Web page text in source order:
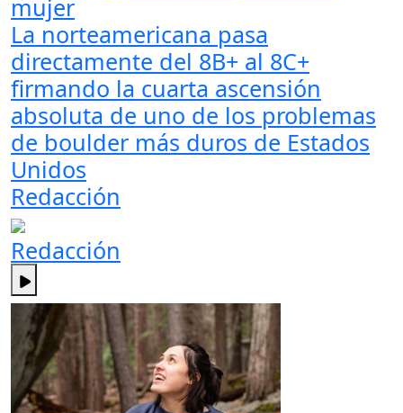
mujer
La norteamericana pasa
directamente del 8B+ al 8C+
firmando la cuarta ascensión
absoluta de uno de los problemas
de boulder más duros de Estados
Unidos
Redacción
Redacción